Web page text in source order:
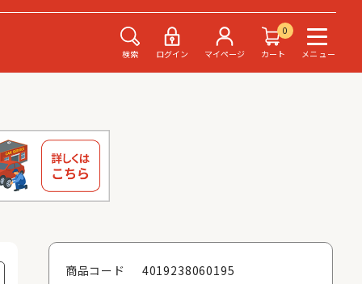
検索 ログイン マイページ
0
カート
メニュー
商品コード 4019238060195